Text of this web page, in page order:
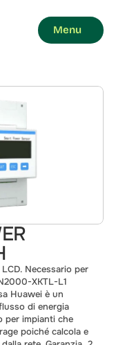
Menu
Necessario per
XKTL-L1
Huawei è un
di energia
per impianti che
poiché calcola e